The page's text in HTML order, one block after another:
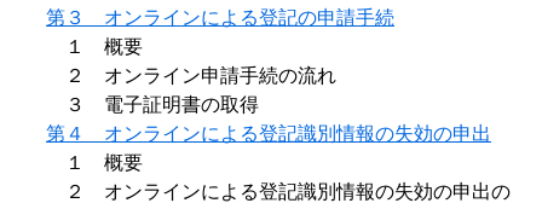
第３ オンラインによる登記の申請手続
１ 概要
２ オンライン申請手続の流れ
３ 電子証明書の取得
第４ オンラインによる登記識別情報の失効の申出
１ 概要
２ オンラインによる登記識別情報の失効の申出の